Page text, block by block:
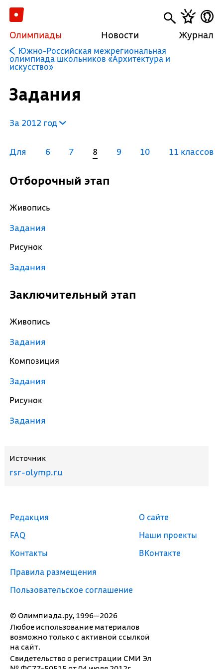
Олимпиады Новости Журнал
Южно-Российская межрегиональная
олимпиада школьников «Архитектура и
искусство»
Задания
За 2012 год
Для 6 7 8 9 10 11 классов
Отборочный этап
Живопись
Задания
Рисунок
Задания
Заключительный этап
Живопись
Задания
Композиция
Задания
Рисунок
Задания
Источник
rsr-olymp.ru
© Олимпиада.ру, 1996—2026
Любое использование материалов
возможно только с активной ссылкой
на сайт.
Свидетельство о регистрации СМИ Эл
Редакция
FAQ
Контакты
Правила размещения
Пользовательское соглашение
О сайте
Наши проекты
ВКонтакте